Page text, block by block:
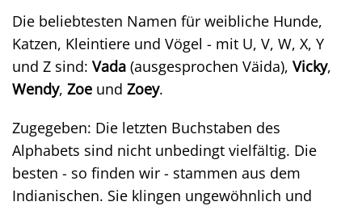
Die beliebtesten Namen für weibliche Hunde,
Katzen, Kleintiere und Vögel - mit U, V, W, X, Y
und Z sind: Vada (ausgesprochen Väida), Vicky,
Wendy, Zoe und Zoey.
Zugegeben: Die letzten Buchstaben des
Alphabets sind nicht unbedingt vielfältig. Die
besten - so finden wir - stammen aus dem
Indianischen. Sie klingen ungewöhnlich und